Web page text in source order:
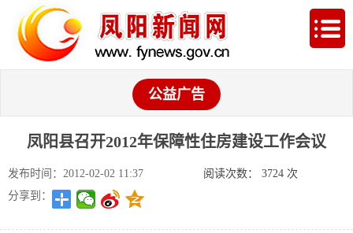
公益广告
凤阳县召开2012年保障性住房建设工作会议
发布时间：2012-02-02 11:37 阅读次数： 3724次
分享到：